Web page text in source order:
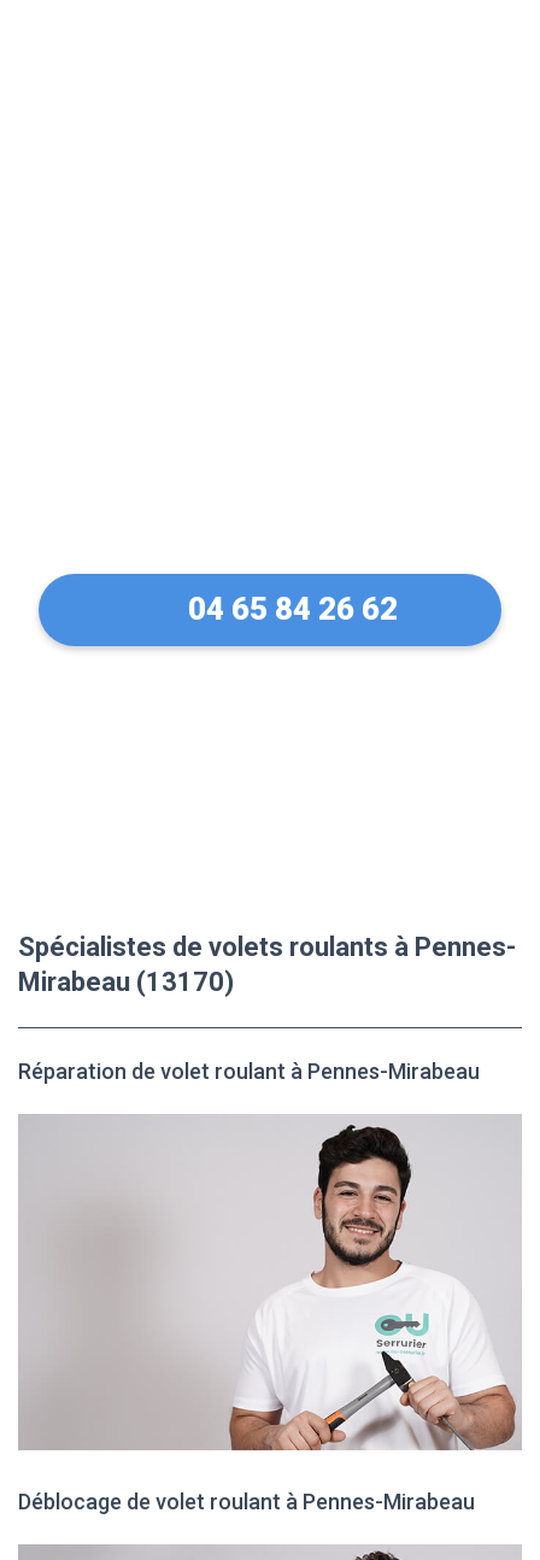
04 65 84 26 62
Spécialistes de volets roulants à Pennes-
Mirabeau (13170)
Réparation de volet roulant à Pennes-Mirabeau
Déblocage de volet roulant à Pennes-Mirabeau